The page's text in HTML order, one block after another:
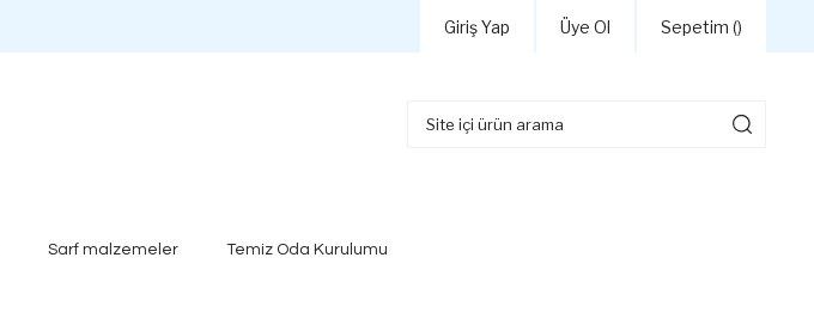
Giriş Yap Üye Ol Sepetim ()
Sarf malzemeler Temiz Oda Kurulumu